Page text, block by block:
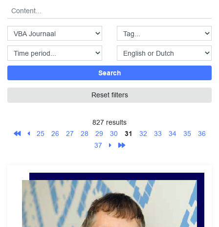
Search
Reset filters
827 results
25
26 27 28 29 30 31 32 33 34 35
36
37